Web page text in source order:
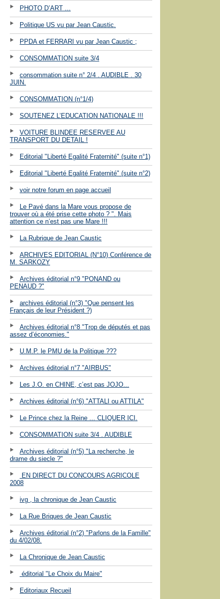
PHOTO D’ART ...
Politique US vu par Jean Caustic.
PPDA et FERRARI vu par Jean Caustic ;
CONSOMMATION suite 3/4
consommation suite n° 2/4 . AUDIBLE . 30
JUIN.
CONSOMMATION (n°1/4)
SOUTENEZ L’EDUCATION NATIONALE !!!
VOITURE BLINDEE RESERVEE AU
TRANSPORT DU DETAIL !
Editorial "Liberté Egalité Fraternité" (suite n°1)
Editorial "Liberté Egalité Fraternité" (suite n°2)
voir notre forum en page accueil
Le Pavé dans la Mare vous propose de
trouver où a été prise cette photo ? ". Mais
attention ce n’est pas une Mare !!!
La Rubrique de Jean Caustic
ARCHIVES EDITORIAL (N°10) Conférence de
M. SARKOZY
Archives éditorial n°9 "PONAND ou
PENAUD ?"
archives éditorial (n°3) "Que pensent les
Français de leur Président ?)
Archives éditorial n°8 "Trop de députés et pas
assez d’économies."
U.M.P. le PMU de la Politique ???
Archives éditorial n°7 "AIRBUS"
Les J.O. en CHINE, c’est pas JOJO...
Archives éditorial (n°6) "ATTALI ou ATTILA"
Le Prince chez la Reine ... CLIQUER ICI.
CONSOMMATION suite 3/4 . AUDIBLE
Archives éditorial (n°5) "La recherche, le
drame du siecle ?"
EN DIRECT DU CONCOURS AGRICOLE
2008
ivg , la chronique de Jean Caustic
La Rue Briques de Jean Caustic
Archives éditorial (n°2) "Parlons de la Famille"
du 4/02/08.
La Chronique de Jean Caustic
éditorial "Le Choix du Maire"
Editoriaux Recueil